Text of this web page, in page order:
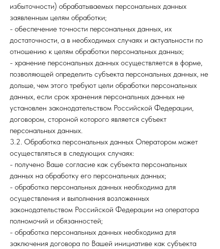
избыточности) обрабатываемых персональных данных
заявленным целям обработки;
- обеспечение точности персональных данных, их
достаточности, а в необходимых случаях и актуальности по
отношению к целям обработки персональных данных;
- хранение персональных данных осуществляется в форме,
позволяющей определить субъекта персональных данных, не
дольше, чем этого требуют цели обработки персональных
данных, если срок хранения персональных данных не
установлен законодательством Российской Федерации,
договором, стороной которого является субъект
персональных данных.
3.2. Обработка персональных данных Оператором может
осуществляться в следующих случаях:
- получено Ваше согласие как субъекта персональных
данных на обработку его персональных данных;
- обработка персональных данных необходима для
осуществления и выполнения возложенных
законодательством Российской Федерации на оператора
полномочий и обязанностей;
- обработка персональных данных необходима для
заключения договора по Вашей инициативе как субъекта